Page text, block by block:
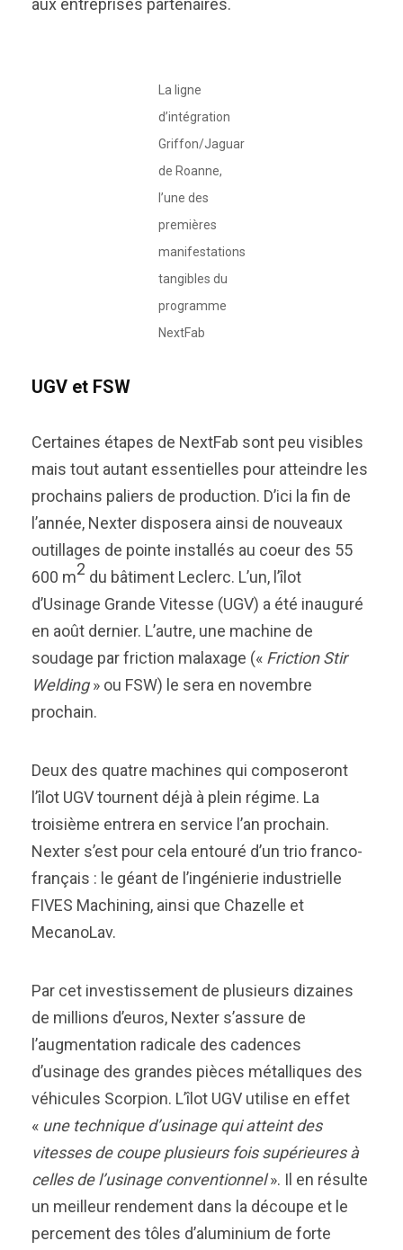
aux entreprises partenaires.
La ligne
d’intégration
Griffon/Jaguar
de Roanne,
l’une des
premières
manifestations
tangibles du
programme
NextFab
UGV et FSW
Certaines étapes de NextFab sont peu visibles
mais tout autant essentielles pour atteindre les
prochains paliers de production. D’ici la fin de
l’année, Nexter disposera ainsi de nouveaux
outillages de pointe installés au coeur des 55
600 m2 du bâtiment Leclerc. L’un, l’îlot
d’Usinage Grande Vitesse (UGV) a été inauguré
en août dernier. L’autre, une machine de
soudage par friction malaxage (« Friction Stir
Welding» ou FSW) le sera en novembre
prochain.
Deux des quatre machines qui composeront
l’îlot UGV tournent déjà à plein régime. La
troisième entrera en service l’an prochain.
Nexter s’est pour cela entouré d’un trio franco-
français : le géant de l’ingénierie industrielle
FIVES Machining, ainsi que Chazelle et
MecanoLav.
Par cet investissement de plusieurs dizaines
de millions d’euros, Nexter s’assure de
l’augmentation radicale des cadences
d’usinage des grandes pièces métalliques des
véhicules Scorpion. L’îlot UGV utilise en effet
« une technique d’usinage qui atteint des
vitesses de coupe plusieurs fois supérieures à
celles de l’usinage conventionnel». Il en résulte
un meilleur rendement dans la découpe et le
percement des tôles d’aluminium de forte